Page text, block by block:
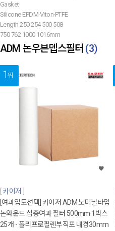
Gasket
Silicone·EPDM·Viton·PTFE
Length 250 254 500 508
750 762 1000 1016mm
ADM 논우븐뎁스필터 (3)
1위
카이저
[여과입도선택] 카이저 ADM 노미널타입
논와운드 심층여과 필터 500mm 1박스
25개 - 폴리프로필렌부직포 내경30mm